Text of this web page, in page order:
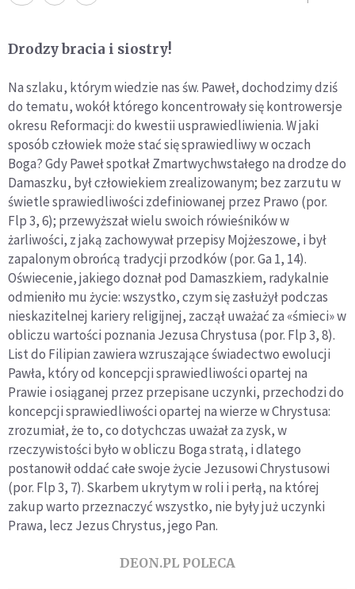
Drodzy bracia i siostry!
Na szlaku, którym wiedzie nas św. Paweł, dochodzimy dziś
do tematu, wokół którego koncentrowały się kontrowersje
okresu Reformacji: do kwestii usprawiedliwienia. W jaki
sposób człowiek może stać się sprawiedliwy w oczach
Boga? Gdy Paweł spotkał Zmartwychwstałego na drodze do
Damaszku, był człowiekiem zrealizowanym; bez zarzutu w
świetle sprawiedliwości zdefiniowanej przez Prawo (por.
Flp 3, 6); przewyższał wielu swoich rówieśników w
żarliwości, z jaką zachowywał przepisy Mojżeszowe, i był
zapalonym obrońcą tradycji przodków (por. Ga 1, 14).
Oświecenie, jakiego doznał pod Damaszkiem, radykalnie
odmieniło mu życie: wszystko, czym się zasłużył podczas
nieskazitelnej kariery religijnej, zaczął uważać za «śmieci» w
obliczu wartości poznania Jezusa Chrystusa (por. Flp 3, 8).
List do Filipian zawiera wzruszające świadectwo ewolucji
Pawła, który od koncepcji sprawiedliwości opartej na
Prawie i osiąganej przez przepisane uczynki, przechodzi do
koncepcji sprawiedliwości opartej na wierze w Chrystusa:
zrozumiał, że to, co dotychczas uważał za zysk, w
rzeczywistości było w obliczu Boga stratą, i dlatego
postanowił oddać całe swoje życie Jezusowi Chrystusowi
(por. Flp 3, 7). Skarbem ukrytym w roli i perłą, na której
zakup warto przeznaczyć wszystko, nie były już uczynki
Prawa, lecz Jezus Chrystus, jego Pan.
DEON.PL POLECA